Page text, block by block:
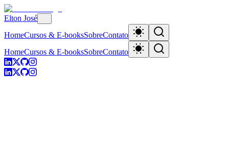
Elton José
HomeCursos & E-booksSobreContato
HomeCursos & E-booksSobreContato